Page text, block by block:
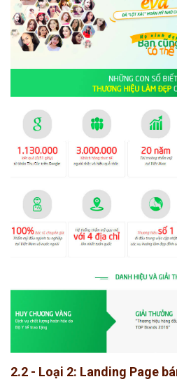
2.2 - Loại 2: Landing Page